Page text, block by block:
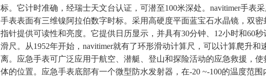
标。它计时准确，经瑞士天文台认证，可潜至100米深处。navitimer手表
手表表面有三维镍阿拉伯数字时标。采用高硬度平面蓝宝石水晶镜，双
指针提供可读性和亮度。它提供日历显示，并具有30分钟、12小时和60
滑尺。从1952年开始，navitimer就有了环形滑动计算尺，可以计算爬升和
离。应急手表可广泛应用于航空、潜艇、登山和探险活动的应急救援，
体的位置。应急手表底部有一个微型防水发射器，在-20 ~-100的温度范